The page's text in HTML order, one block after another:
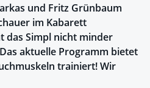
und Fritz Grünbaum
im Kabarett
das Simpl nicht minder
aktuelle Programm bietet
trainiert! Wir